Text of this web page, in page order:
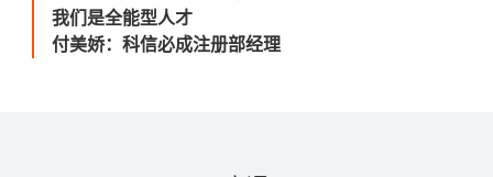
我们是全能型人才
付美娇：科信必成注册部经理